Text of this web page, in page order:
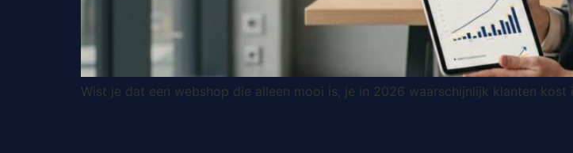
Wist je dat een webshop die alleen mooi is, je in 2026 waarschijnlijk klanten